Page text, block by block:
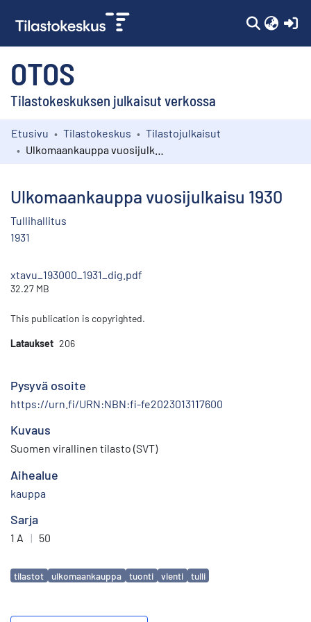
OTOS
Tilastokeskuksen julkaisut verkossa
Kokoelmat
Etusivu Tilastokeskus
Tilastojulkaisut
Ulkomaankauppa vuosijulkaisu 1930
Tullihallitus
1931
xtavu_193000_1931_dig.pdf
32.27 MB
This publication is copyrighted.
Lataukset 206
Pysyvä osoite
https://urn.fi/URN:NBN:fi-fe2023013117600
Kuvaus
Suomen virallinen tilasto (SVT)
Aihealue
kauppa
Sarja
1 A | 50
Avainsanat
tilastot ulkomaankauppa tuonti vienti tulli